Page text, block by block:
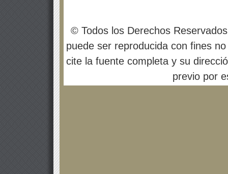
© Todos los Derechos
puede ser reproducida con fines
cite la fuente completa y su
previo por